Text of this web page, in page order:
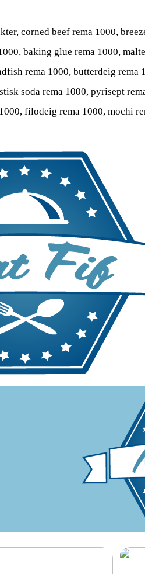
corned beef rema 1000,
baking glue rema 1000,
rema 1000, butterdeig
soda rema 1000, pyrisept
filodeig rema 1000, mochi